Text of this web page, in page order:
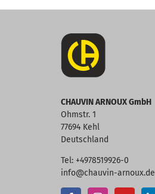
CHAUVIN ARNOUX GmbH
Ohmstr. 1
77694 Kehl
Deutschland
Tel: +4978519926-0
info@chauvin-arnoux.de